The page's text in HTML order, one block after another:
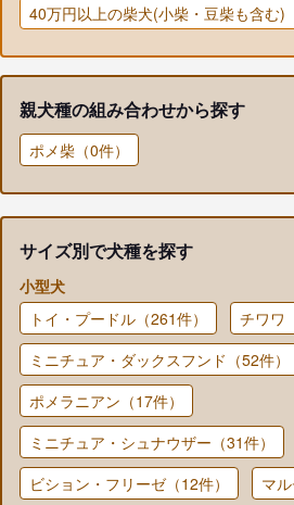
40万円以上の柴犬(小柴・豆柴も含む)
親犬種の組み合わせから探す
ポメ柴（0件）
サイズ別で犬種を探す
小型犬
トイ・プードル（261件）
チワワ
ミニチュア・ダックスフンド（52件）
ポメラニアン（17件）
ミニチュア・シュナウザー（31件）
ビション・フリーゼ（12件）
マ